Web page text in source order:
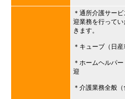
＊通所介護サー
迎業務を行ってい
きます。
＊キューブ（日
＊ホームヘルパ
迎
＊介護業務全般